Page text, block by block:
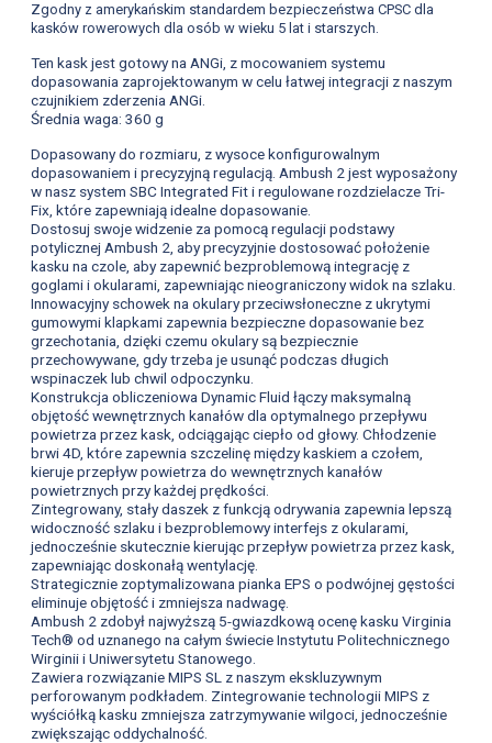
Zgodny z amerykańskim standardem bezpieczeństwa CPSC dla
kasków rowerowych dla osób w wieku 5 lat i starszych.
Ten kask jest gotowy na ANGi, z mocowaniem systemu
dopasowania zaprojektowanym w celu łatwej integracji z naszym
czujnikiem zderzenia ANGi.
Średnia waga: 360 g
Dopasowany do rozmiaru, z wysoce konfigurowalnym
dopasowaniem i precyzyjną regulacją. Ambush 2 jest wyposażony
w nasz system SBC Integrated Fit i regulowane rozdzielacze Tri-
Fix, które zapewniają idealne dopasowanie.
Dostosuj swoje widzenie za pomocą regulacji podstawy
potylicznej Ambush 2, aby precyzyjnie dostosować położenie
kasku na czole, aby zapewnić bezproblemową integrację z
goglami i okularami, zapewniając nieograniczony widok na szlaku.
Innowacyjny schowek na okulary przeciwsłoneczne z ukrytymi
gumowymi klapkami zapewnia bezpieczne dopasowanie bez
grzechotania, dzięki czemu okulary są bezpiecznie
przechowywane, gdy trzeba je usunąć podczas długich
wspinaczek lub chwil odpoczynku.
Konstrukcja obliczeniowa Dynamic Fluid łączy maksymalną
objętość wewnętrznych kanałów dla optymalnego przepływu
powietrza przez kask, odciągając ciepło od głowy. Chłodzenie
brwi 4D, które zapewnia szczelinę między kaskiem a czołem,
kieruje przepływ powietrza do wewnętrznych kanałów
powietrznych przy każdej prędkości.
Zintegrowany, stały daszek z funkcją odrywania zapewnia lepszą
widoczność szlaku i bezproblemowy interfejs z okularami,
jednocześnie skutecznie kierując przepływ powietrza przez kask,
zapewniając doskonałą wentylację.
Strategicznie zoptymalizowana pianka EPS o podwójnej gęstości
eliminuje objętość i zmniejsza nadwagę.
Ambush 2 zdobył najwyższą 5-gwiazdkową ocenę kasku Virginia
Tech® od uznanego na całym świecie Instytutu Politechnicznego
Wirginii i Uniwersytetu Stanowego.
Zawiera rozwiązanie MIPS SL z naszym ekskluzywnym
perforowanym podkładem. Zintegrowanie technologii MIPS z
wyściółką kasku zmniejsza zatrzymywanie wilgoci, jednocześnie
zwiększając oddychalność.